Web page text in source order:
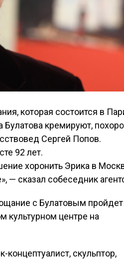
которая состоится в
Булатова кремируют,
Сергей Попов.
92 лет.
хоронить Эрика в
— сказал собеседник
с Булатовым пройдет
культурном центре на
скульптор,